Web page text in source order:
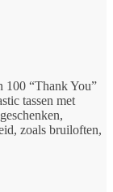
100 “Thank You”
tassen met
zoals bruiloften,